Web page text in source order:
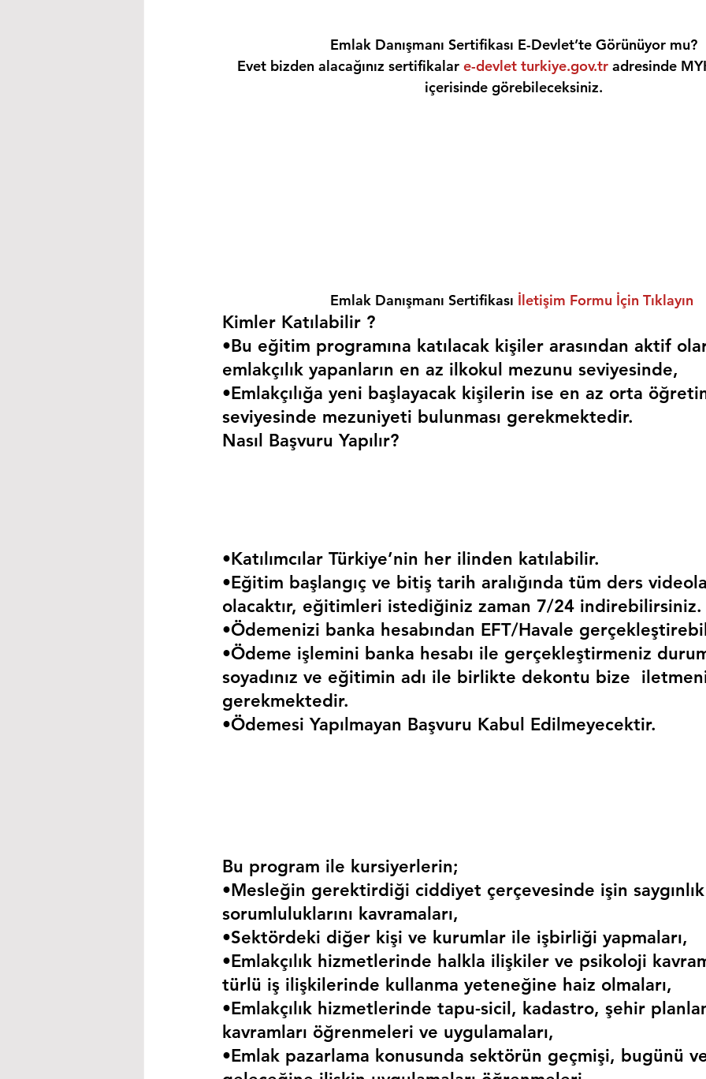
Emlak Danışmanı Sertifikası E-Devlet’te Görünüyor mu?
Evet bizden alacağınız sertifikalar e-devlet turkiye.gov.tr adresinde
içerisinde görebileceksiniz.
Emlak Danışmanı Sertifikası İletişim Formu İçin Tıklayın
Kimler Katılabilir ?
•Bu eğitim programına katılacak kişiler arasından aktif
emlakçılık yapanların en az ilkokul mezunu seviyesinde,
•Emlakçılığa yeni başlayacak kişilerin ise en az orta
seviyesinde mezuniyeti bulunması gerekmektedir.
Nasıl Başvuru Yapılır?
•Katılımcılar Türkiye’nin her ilinden katılabilir.
•Eğitim başlangıç ve bitiş tarih aralığında tüm ders
olacaktır, eğitimleri istediğiniz zaman 7/24 indirebilirsiniz.
•Ödemenizi banka hesabından EFT/Havale
•Ödeme işlemini banka hesabı ile gerçekleştirmeniz
soyadınız ve eğitimin adı ile birlikte dekontu bize
gerekmektedir.
•Ödemesi Yapılmayan Başvuru Kabul Edilmeyecektir.
Bu program ile kursiyerlerin;
•Mesleğin gerektirdiği ciddiyet çerçevesinde işin
sorumluluklarını kavramaları,
•Sektördeki diğer kişi ve kurumlar ile işbirliği yapmaları,
•Emlakçılık hizmetlerinde halkla ilişkiler ve psikoloji
türlü iş ilişkilerinde kullanma yeteneğine haiz olmaları,
•Emlakçılık hizmetlerinde tapu-sicil, kadastro, şehir
kavramları öğrenmeleri ve uygulamaları,
•Emlak pazarlama konusunda sektörün geçmişi, bugünü